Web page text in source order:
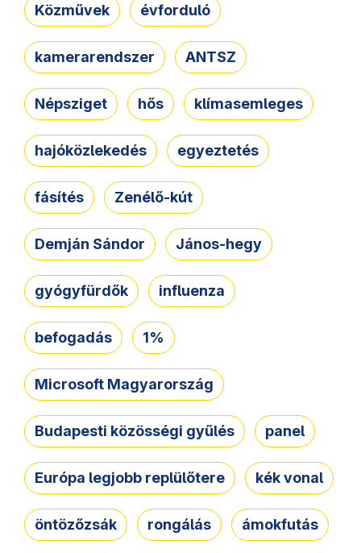
Közművek évforduló
kamerarendszer ANTSZ
Népsziget hős klímasemleges
hajóközlekedés egyeztetés
fásítés Zenélő-kút
Demján Sándor János-hegy
gyógyfürdők influenza
befogadás 1%
Microsoft Magyarország
Budapesti közösségi gyűlés panel
Európa legjobb replülőtere kék vonal
öntözőzsák rongálás ámokfutás